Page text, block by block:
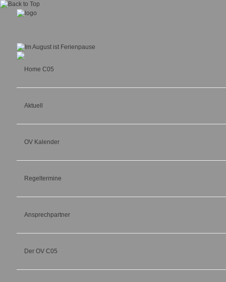
Home C05
Aktuell
OV Kalender
Regeltermine
Ansprechpartner
Der OV C05